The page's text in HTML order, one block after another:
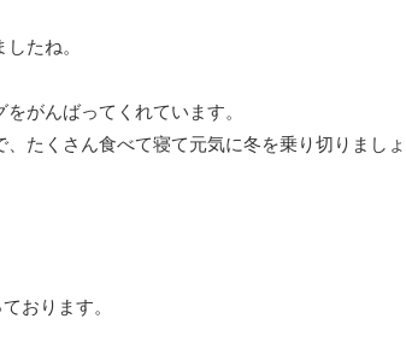
たね。
がんばってくれています。
たくさん食べて寝て元気に冬を乗り切りましょ
おります。